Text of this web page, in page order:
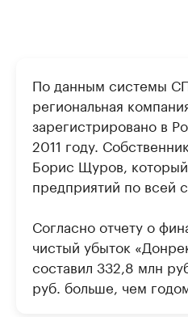
По данным системы
региональная
зарегистрировано в
2011 году.
Борис Щуров,
предприятий по всей
Согласно отчету о
чистый убыток
составил 332,8 млн
руб. больше, чем